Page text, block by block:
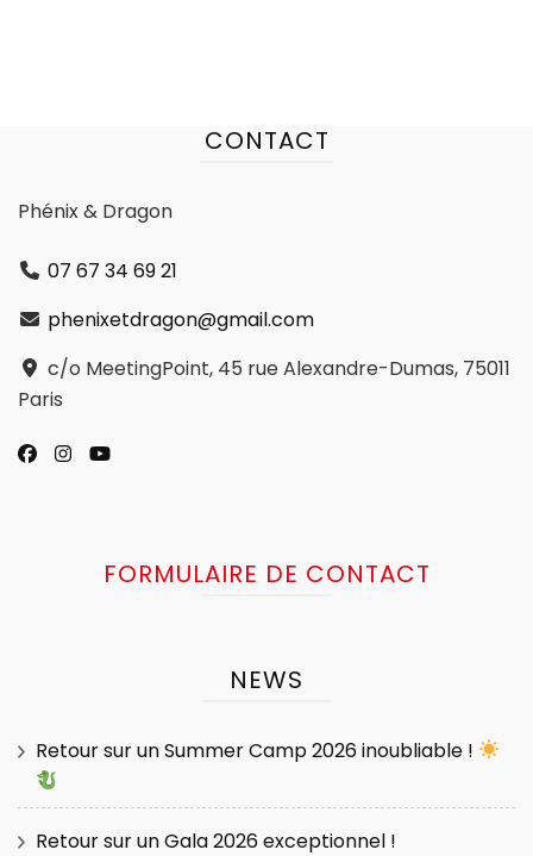
CONTACT
Phénix & Dragon
07 67 34 69 21
phenixetdragon@gmail.com
c/o MeetingPoint, 45 rue Alexandre-Dumas, 75011
Paris
FORMULAIRE DE CONTACT
NEWS
Retour sur un Summer Camp 2026 inoubliable !
Retour sur un Gala 2026 exceptionnel !